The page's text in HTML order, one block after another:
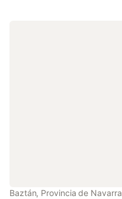
Baztán, Provincia de Navarra